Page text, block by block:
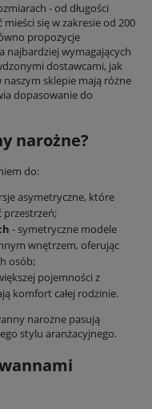
- od długości
się w zakresie od 200
propozycje
najbardziej wymagających
dostawcami, jak
sklepie mają różne
dopasowanie do
narożne?
do:
asymetryczne, które
przestrzeń;
- symetryczne modele
wnętrzem, oferując
osób;
pojemności z
komfort całej rodzinie.
narożne pasują
stylu aranżacyjnego.